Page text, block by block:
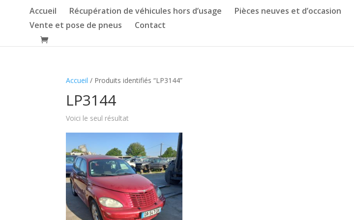
Accueil Récupération de véhicules hors d’usage Pièces neuves et d’occasion
Vente et pose de pneus
Contact
Accueil / Produits identifiés “LP3144”
LP3144
Voici le seul résultat